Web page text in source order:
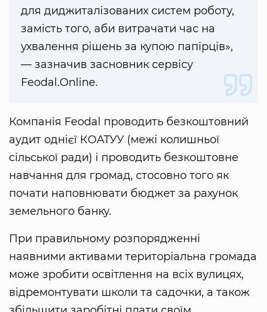
для диджиталізованих систем роботу,
замість того, аби витрачати час на
ухвалення рішень за купою папірців»,
— зазначив засновник сервісу
Feodal.Online.
Компанія Feodal проводить безкоштовний
аудит однієї КОАТУУ (межі колишньої
сільської ради) і проводить безкоштовне
навчання для громад, стосовно того як
почати наповнювати бюджет за рахунок
земельного банку.
При правильному розпорядженні
наявними активами територіальна громада
може зробити освітлення на всіх вулицях,
відремонтувати школи та садочки, а також